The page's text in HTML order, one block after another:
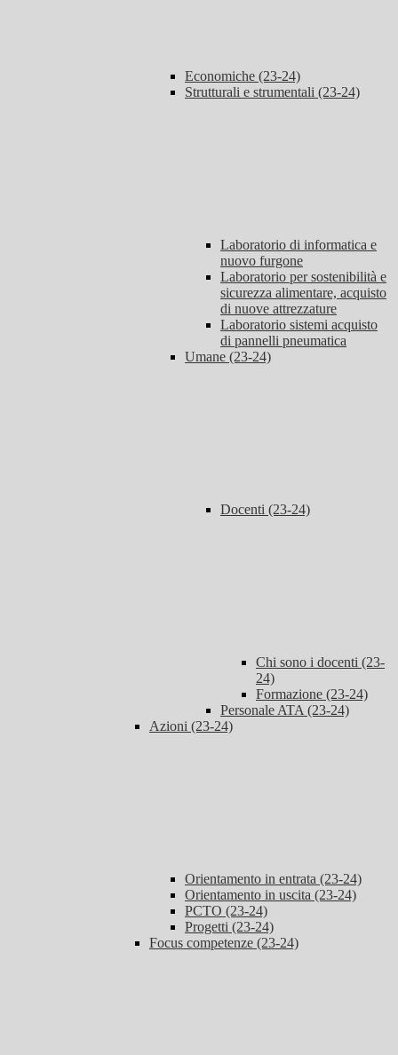
Economiche (23-24)
Strutturali e strumentali (23-24)
Laboratorio di informatica e
nuovo furgone
Laboratorio per sostenibilità e
sicurezza alimentare, acquisto
di nuove attrezzature
Laboratorio sistemi acquisto
di pannelli pneumatica
Umane (23-24)
Docenti (23-24)
Chi sono i docenti (23-
24)
Formazione (23-24)
Personale ATA (23-24)
Azioni (23-24)
Orientamento in entrata (23-24)
Orientamento in uscita (23-24)
PCTO (23-24)
Progetti (23-24)
Focus competenze (23-24)